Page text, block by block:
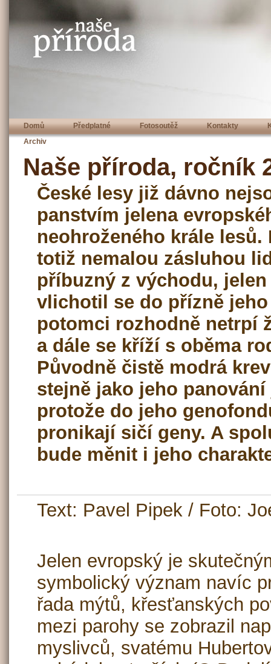
Domů Předplatné Fotosoutěž Kontakty
Archiv
Naše příroda, ročník
České lesy již dávno
panstvím jelena
neohroženého krále lesů.
totiž nemalou zásluhou
příbuzný z východu,
vlichotil se do přízně
potomci rozhodně netrpí
a dále se kříží s oběma
Původně čistě modrá
stejně jako jeho
protože do jeho
pronikají sičí geny. A
bude měnit i jeho
Text: Pavel Pipek / Foto:
Jelen evropský je
symbolický význam navíc
řada mýtů, křesťanských
mezi parohy se zobrazil
myslivců, svatému